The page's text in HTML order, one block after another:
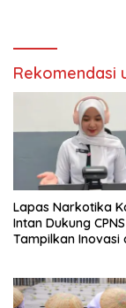
Rekomendasi
Lapas Narkotika
Intan Dukung CPNS
Tampilkan Inovasi